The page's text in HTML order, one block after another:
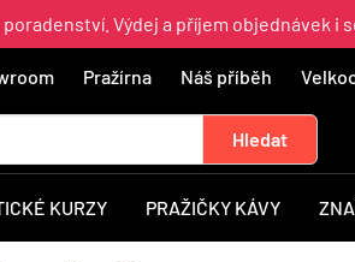
Výdej a příjem objednávek i
Pražírna Náš příběh
KURZY PRAŽIČKY KÁVY